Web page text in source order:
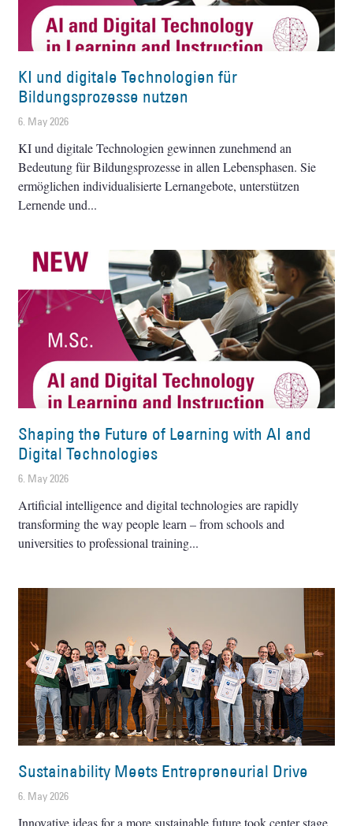
KI und digitale Technologien für
Bildungsprozesse nutzen
6. May 2026
KI und digitale Technologien gewinnen zunehmend an
Bedeutung für Bildungsprozesse in allen Lebensphasen. Sie
ermöglichen individualisierte Lernangebote, unterstützen
Lernende und
Shaping the Future of Learning with AI and
Digital Technologies
6. May 2026
Artificial intelligence and digital technologies are rapidly
transforming the way people learn – from schools and
universities to professional training
Sustainability Meets Entrepreneurial Drive
6. May 2026
Innovative ideas for a more sustainable future took center stage